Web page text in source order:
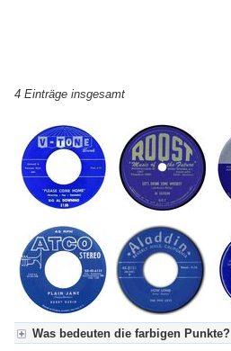
4 Einträge insgesamt
Was bedeuten die farbigen Punkte?